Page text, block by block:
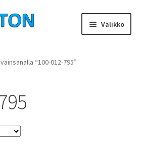
Valikko
“100-012-795”